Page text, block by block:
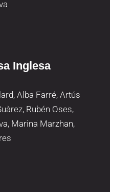
Inglesa
Alba Farré, Artús
Rubén Oses,
Marina Marzhan,